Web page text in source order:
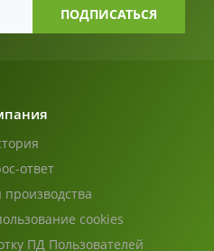
ответ
производства
cookies
ПД Пользователей